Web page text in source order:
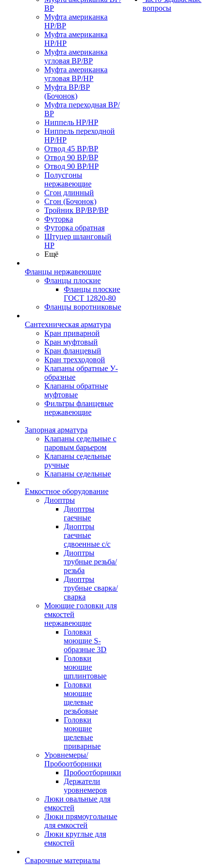
ВР
Муфта американка
НР/ВР
Муфта американка
НР/НР
Муфта американка
угловая ВР/ВР
Муфта американка
угловая ВР/НР
Муфта ВР/ВР
(Бочонок)
Муфта переходная ВР/
ВР
Ниппель НР/НР
Ниппель переходной
НР/НР
Отвод 45 ВР/ВР
Отвод 90 ВР/ВР
Отвод 90 ВР/НР
Полусгоны
нержавеющие
Сгон длинный
Сгон (Бочонок)
Тройник ВР/ВР/ВР
Футорка
Футорка обратная
Штуцер шланговый
НР
Ещё
Фланцы нержавеющие
Фланцы плоские
Фланцы плоские
ГОСТ 12820-80
Фланцы воротниковые
Сантехническая арматура
Кран приварной
Кран муфтовый
Кран фланцевый
Кран трехходовой
Клапаны обратные У-
образные
Клапаны обратные
муфтовые
Фильтры фланцевые
нержавеющие
Запорная арматура
Клапаны седельные с
паровым барьером
Клапаны седельные
ручные
Клапаны седельные
Емкостное оборудование
Диоптры
Диоптры
гаечные
Диоптры
гаечные
сдвоенные c/c
Диоптры
трубные резьба/
резьба
Диоптры
трубные сварка/
сварка
Моющие головки для
емкостей
нержавеющие
Головки
моющие S-
образные 3D
Головки
моющие
шплинтовые
Головки
моющие
щелевые
резьбовые
Головки
моющие
щелевые
приварные
Уровнемеры/
Пробоотборники
Пробоотборники
Держатели
уровнемеров
Люки овальные для
емкостей
Люки прямоугольные
для емкостей
Люки круглые для
емкостей
Сварочные материалы
вопросы